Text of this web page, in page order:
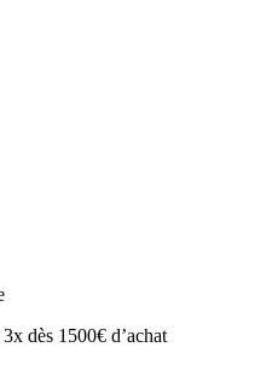
dès 1500€ d’achat